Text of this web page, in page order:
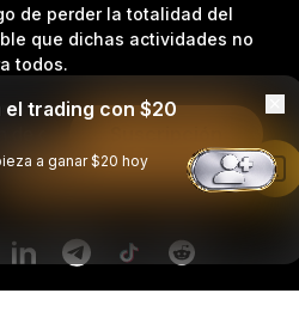
de perder la totalidad del
que dichas actividades no
todos.
el trading con $20
a ganar $20 hoy
Leer en la aplicación de Bybit